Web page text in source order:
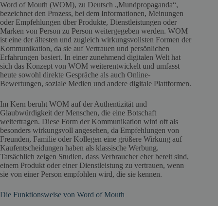
Word of Mouth (WOM), zu Deutsch „Mundpropaganda“,
bezeichnet den Prozess, bei dem Informationen, Meinungen
oder Empfehlungen über Produkte, Dienstleistungen oder
Marken von Person zu Person weitergegeben werden. WOM
ist eine der ältesten und zugleich wirkungsvollsten Formen der
Kommunikation, da sie auf Vertrauen und persönlichen
Erfahrungen basiert. In einer zunehmend digitalen Welt hat
sich das Konzept von WOM weiterentwickelt und umfasst
heute sowohl direkte Gespräche als auch Online-
Bewertungen, soziale Medien und andere digitale Plattformen.
Im Kern beruht WOM auf der Authentizität und
Glaubwürdigkeit der Menschen, die eine Botschaft
weitertragen. Diese Form der Kommunikation wird oft als
besonders wirkungsvoll angesehen, da Empfehlungen von
Freunden, Familie oder Kollegen eine größere Wirkung auf
Kaufentscheidungen haben als klassische Werbung.
Tatsächlich zeigen Studien, dass Verbraucher eher bereit sind,
einem Produkt oder einer Dienstleistung zu vertrauen, wenn
sie von einer Person empfohlen wird, die sie kennen.
Die Funktionsweise von Word of Mouth